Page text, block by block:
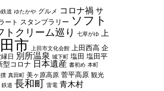
鉄道 ゆたかや グルメ コロナ禍 サ
ート スタンプラリー ソフト
トクリーム巡り 七草がゆ
上
田市 上田市文化会館 上田西高 企
日 別所温泉 城下町 塩田 塩田平
型コロナ 日本遺産 書初め 本町
真田町 美ヶ原高原 菅平高原 観光
鉄道 長和町 雷電 青木村